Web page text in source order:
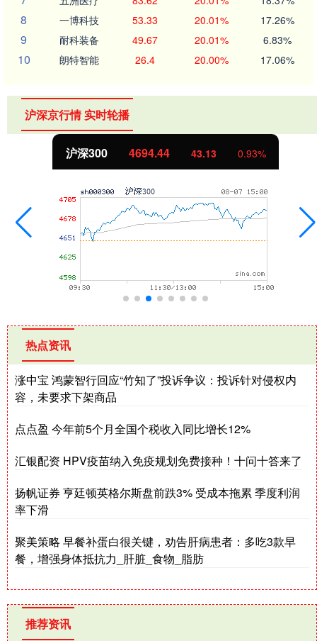
8 一博科技 53.33 20.01% 17.26%
9 耐科装备 49.67 20.01% 6.83%
10 朗特智能 26.4 20.00% 17.06%
沪深京行情 实时轮播
沪深300 4694.44 43.13 0.93%
热点资讯
涨中宝 鸿蒙智行回应“竹知了”投诉争议：投诉针对侵权内
容，未要求下架商品
点点盈 今年前5个月全国个税收入同比增长12%
汇银配资 HPV疫苗纳入免疫规划免费接种！十问十答来了
扬帆证券 亨廷顿英格尔斯盘前跌3% 受成本拖累 季度利润
率下滑
聚美策略 早餐补蛋白很关键，劝告肝病患者：多吃3款早
餐，增强身体抵抗力_肝脏_食物_脂肪
推荐资讯